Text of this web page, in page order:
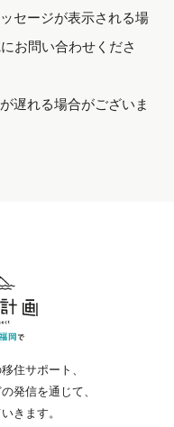
セージが表示される場
お問い合わせくださ
遅れる場合がございま
住サポート、
発信を通じて、
きます。